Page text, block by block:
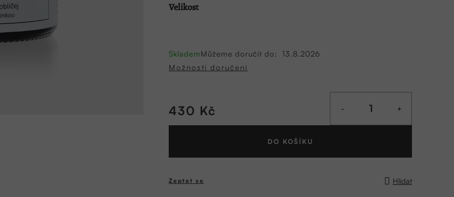
Velikost
SklademMůžeme doručit do:
13.8.2026
Možnosti doručení
430 Kč
DO KOŠÍKU
Zeptat se Hlídat